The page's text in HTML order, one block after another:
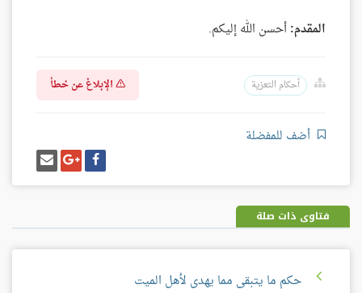
المقدم:أحسن الله إليكم.
أحكام التعزية الإبلاغ عن خطأ
أضف للمفضلة
شارك
على
فيسبوك
شارك
على
غوغل
بلس
إرسل
إيميل
فتاوى ذات صلة
حكم ما يتبقى مما يهدى لأهل الميت